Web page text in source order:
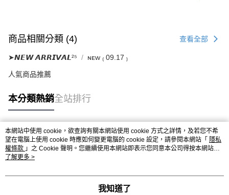
商品相關分類 (4) 查看全部
➤𝙉𝙀𝙒 𝘼𝙍𝙍𝙄𝙑𝘼𝙇²⁵ ɴᴇᴡ ₍ 09.17 ₎
人氣商品推薦
本分類熱銷全站排行
熱門標籤
本網站中使用 cookie，欲查詢有關本網站使用 cookie 方式之詳情，及若您不希
望在電腦上使用 cookie 時應如何變更電腦的 cookie 設定，請參閱本網站「 隱私
權條款 」之 Cookie 聲明。您繼續使用本網站即表示您同意本公司得按本網站使
用條款之 Cookie 聲明使用 cookie。
了解更多 >
我知道了